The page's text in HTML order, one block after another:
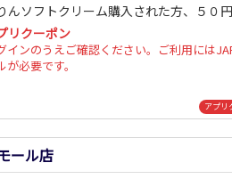
んソフトクリーム購入された方、５０
リクーポン
インのうえご確認ください。ご利用には
が必要です。
アプリ
ール店